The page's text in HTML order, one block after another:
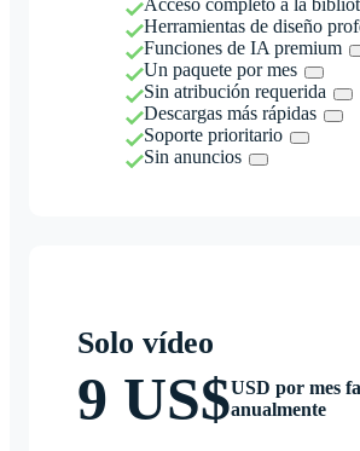
Acceso completo a la
Herramientas de diseño
Funciones de IA premium
Un paquete por mes
Sin atribución requerida
Descargas más rápidas
Soporte prioritario
Sin anuncios
Solo vídeo
9 US$USD por mes
anualmente